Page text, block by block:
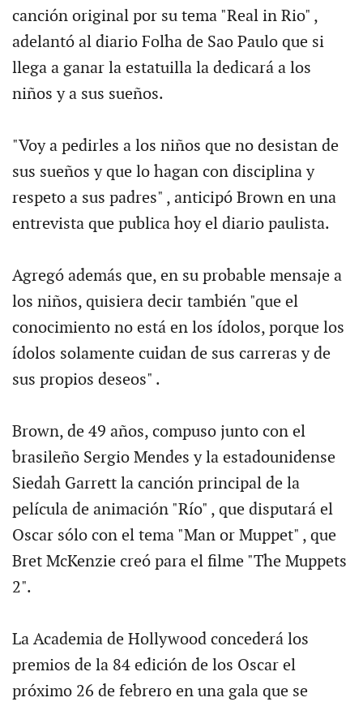
canción original por su tema "Real in Rio" ,
adelantó al diario Folha de Sao Paulo que si
llega a ganar la estatuilla la dedicará a los
niños y a sus sueños.
"Voy a pedirles a los niños que no desistan de
sus sueños y que lo hagan con disciplina y
respeto a sus padres" , anticipó Brown en una
entrevista que publica hoy el diario paulista.
Agregó además que, en su probable mensaje a
los niños, quisiera decir también "que el
conocimiento no está en los ídolos, porque los
ídolos solamente cuidan de sus carreras y de
sus propios deseos" .
Brown, de 49 años, compuso junto con el
brasileño Sergio Mendes y la estadounidense
Siedah Garrett la canción principal de la
película de animación "Río" , que disputará el
Oscar sólo con el tema "Man or Muppet" , que
Bret McKenzie creó para el filme "The Muppets
2".
La Academia de Hollywood concederá los
premios de la 84 edición de los Oscar el
próximo 26 de febrero en una gala que se